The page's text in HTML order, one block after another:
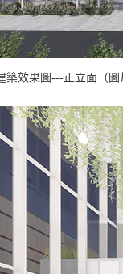
築效果圖---正立面（圖